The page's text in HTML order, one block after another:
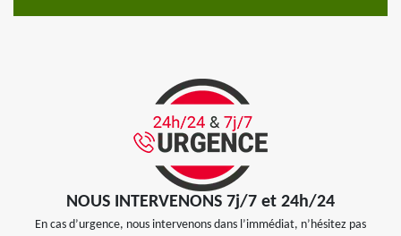
NOUS INTERVENONS 7j/7 et 24h/24
En cas d’urgence, nous intervenons dans l’immédiat, n’hésitez pas